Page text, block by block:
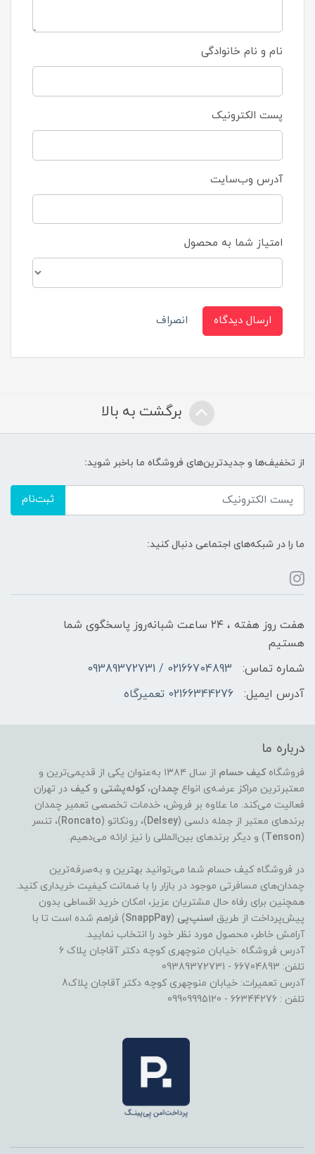
نام و نام خانوادگی
پست الکترونیک
آدرس وب‌سایت
امتیاز شما به محصول
ارسال دیدگاه انصراف
برگشت به بالا
از تخفیف‌ها و جدیدترین‌های فروشگاه ما باخبر شوید:
ثبت‌نام
ما را در شبکه‌های اجتماعی دنبال کنید:
هفت روز هفته ، ۲۴ ساعت شبانه‌روز پاسخگوی شما
هستیم
شماره تماس:
02166704893 / 09389372731
آدرس ایمیل:
02166344276 تعمیرگاه
درباره ما
فروشگاه کیف حسام
از سال ۱۳۸۴ به‌عنوان یکی از قدیمی‌ترین و
معتبرترین مراکز عرضه‌ی انواع چمدان، کوله‌پشتی و کیف در تهران
فعالیت می‌کند. ما علاوه بر فروش، خدمات تخصصی تعمیر چمدان
برندهای معتبر از جمله دلسی (Delsey)، رونکاتو (Roncato)، تنسر
(
Tenson) و دیگر برندهای بین‌المللی را نیز ارائه می‌دهیم.
در فروشگاه کیف حسام شما می‌توانید بهترین و به‌صرفه‌ترین
چمدان‌های مسافرتی موجود در بازار را با ضمانت کیفیت خریداری کنید.
همچنین برای رفاه حال مشتریان عزیز، امکان خرید اقساطی بدون
پیش‌پرداخت از طریق اسنپ‌پی (
SnappPay) فراهم شده است تا با
آرامش خاطر، محصول مورد نظر خود را انتخاب نمایید.
آدرس فروشگاه :خیابان منوچهری کوچه دکتر آقاجان پلاک 6
تلفن: 66704893 - 09389372731
آدرس تعمیرات: خیابان منوچهری کوچه دکتر آقاجان پلاک8
تلفن : 66344276 - 09909995120